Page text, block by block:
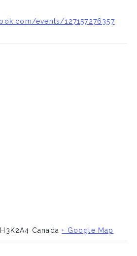
events/127157276357
H3K2A4 Canada + Google Map